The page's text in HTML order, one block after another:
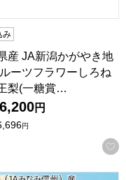
りに登録する
み
産 JA新潟かがやき地
ーツフラワーしろね
梨(一糖賞…
6,200円
円